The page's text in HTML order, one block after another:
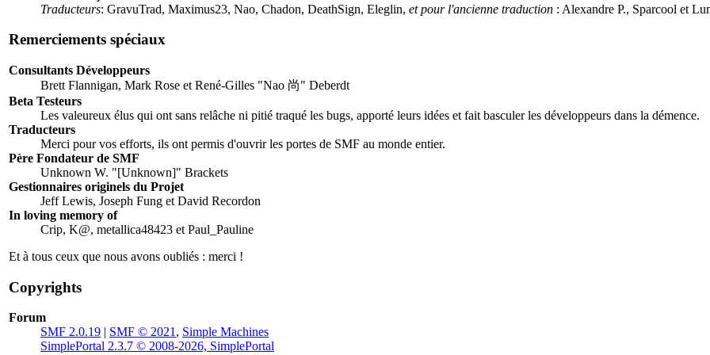
Traducteurs: GravuTrad, Maximus23, Nao, Chadon, DeathSign, Eleglin, et pour l'ancienne traduction : Alexandre P., Sparcool et
Remerciements spéciaux
Consultants Développeurs
Brett Flannigan, Mark Rose et René-Gilles "Nao 尚" Deberdt
Beta Testeurs
Les valeureux élus qui ont sans relâche ni pitié traqué les bugs, apporté leurs idées et fait basculer les développeurs dans la démence.
Traducteurs
Merci pour vos efforts, ils ont permis d'ouvrir les portes de SMF au monde entier.
Père Fondateur de SMF
Unknown W. "[Unknown]" Brackets
Gestionnaires originels du Projet
Jeff Lewis, Joseph Fung et David Recordon
In loving memory of
Crip, K@, metallica48423 et Paul_Pauline
Et à tous ceux que nous avons oubliés : merci !
Copyrights
Forum
SMF 2.0.19
SMF © 2021, Simple Machines
SimplePortal 2.3.7 © 2008-2026, SimplePortal